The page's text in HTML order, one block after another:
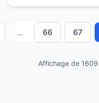
... 66 67
Affichage de